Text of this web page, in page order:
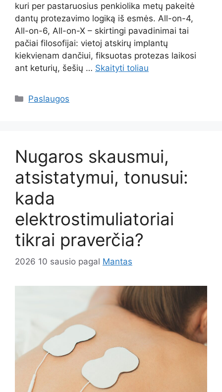
kuri per pastaruosius penkiolika metų pakeitė
dantų protezavimo logiką iš esmės. All-on-4,
All-on-6, All-on-X – skirtingi pavadinimai tai
pačiai filosofijai: vietoj atskirų implantų
kiekvienam dančiui, fiksuotas protezas laikosi
ant keturių, šešių … Skaityti toliau
Kategorijos
Paslaugos
Nugaros skausmui,
atsistatymui, tonusui:
kada
elektrostimuliatoriai
tikrai praverčia?
2026 10 sausio pagal Mantas